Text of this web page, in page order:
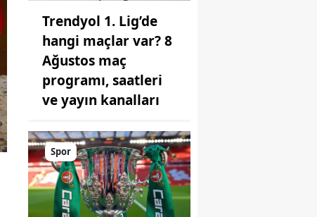
Trendyol 1. Lig’de
hangi maçlar var? 8
Ağustos maç
programı, saatleri
ve yayın kanalları
Spor